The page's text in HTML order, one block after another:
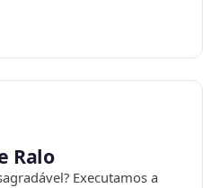
Ralo
Executamos a